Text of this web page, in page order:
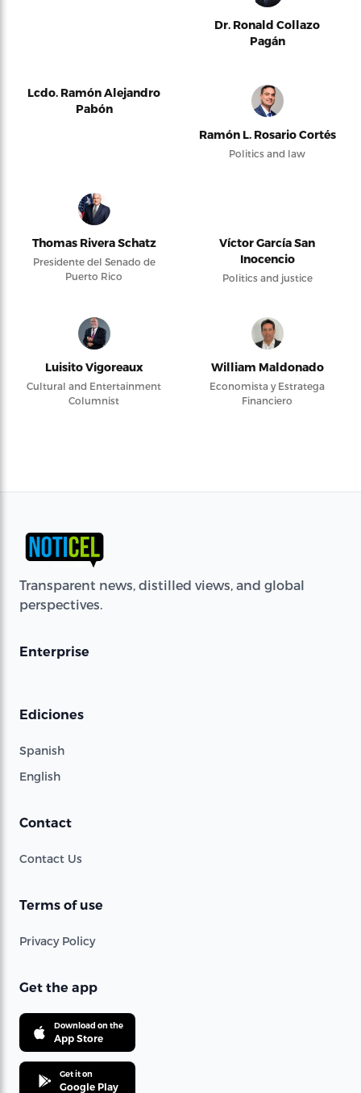
Dr. Ronald Collazo
Pagán
Lcdo. Ramón Alejandro
Pabón
Ramón L. Rosario Cortés
Politics and law
Thomas Rivera Schatz
Presidente del Senado de
Puerto Rico
Víctor García San
Inocencio
Politics and justice
Luisito Vigoreaux
Cultural and Entertainment
Columnist
William Maldonado
Economista y Estratega
Financiero
Transparent news, distilled views, and global
perspectives.
Enterprise
Ediciones
Spanish
English
Contact
Contact Us
Terms of use
Privacy Policy
Get the app
Download on the
App Store
Get it on
Google Play